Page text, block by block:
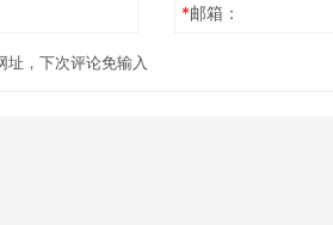
*邮箱：
址，下次评论免输入